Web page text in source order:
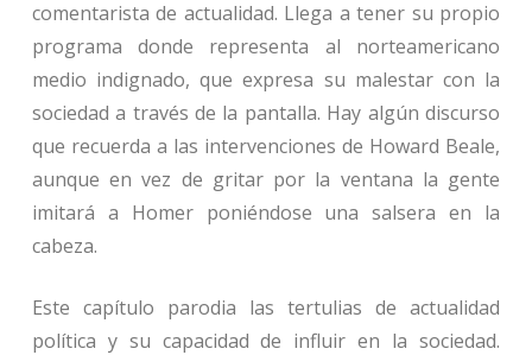
comentarista de actualidad. Llega a tener su propio
programa donde representa al norteamericano
medio indignado, que expresa su malestar con la
sociedad a través de la pantalla. Hay algún discurso
que recuerda a las intervenciones de Howard Beale,
aunque en vez de gritar por la ventana la gente
imitará a Homer poniéndose una salsera en la
cabeza.
Este capítulo parodia las tertulias de actualidad
política y su capacidad de influir en la sociedad.